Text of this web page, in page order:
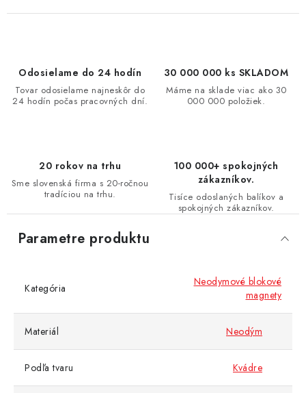
Odosielame do 24 hodín
Tovar odosielame najneskôr do
24 hodín počas pracovných dní.
30 000 000 ks SKLADOM
Máme na sklade viac ako 30
000 000 položiek.
20 rokov na trhu
Sme slovenská firma s 20-ročnou
tradíciou na trhu.
100 000+ spokojných
zákazníkov.
Tisíce odoslaných balíkov a
spokojných zákazníkov.
Parametre produktu
Kategória
Neodymové blokové
magnety
Materiál Neodým
Podľa tvaru Kvádre